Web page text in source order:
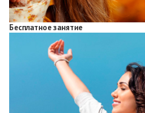
Бесплатное занятие